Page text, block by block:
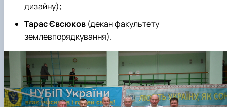
дизайну);
Тарас Євсюков (декан факультету
землевпорядкування).